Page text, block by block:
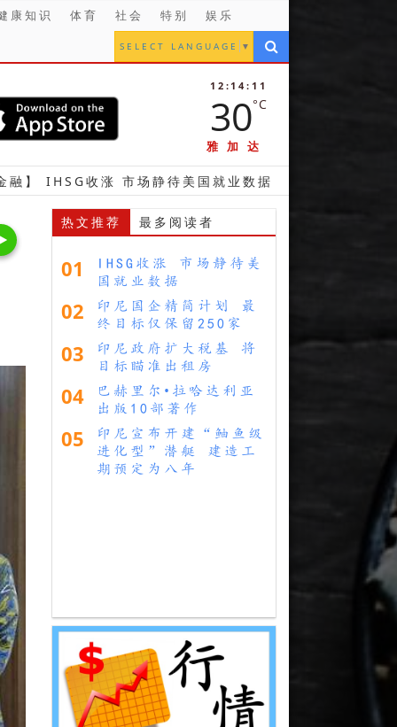
康知识 体育 社会 特别 娱乐
SELECT LANGUAGE ▼
12:14:12
30°C
雅加达
市场静待美国就业数据 【财经】 印尼国企精简
热文推荐 最多阅读者
01
IHSG收涨 市场静待美
国就业数据
02
印尼国企精简计划 最
终目标仅保留250家
03
印尼政府扩大税基 将
目标瞄准出租房
04
巴赫里尔•拉哈达利亚
出版10部著作
05
印尼宣布开建“鲉鱼级
进化型”潜艇 建造工
期预定为八年